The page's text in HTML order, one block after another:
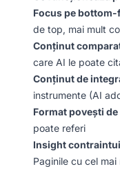
Focus pe
de top, mai mult
Conținut
care AI le poate
Conținut de
instrumente (AI
Format povești
poate referi
Insight
Paginile cu cel